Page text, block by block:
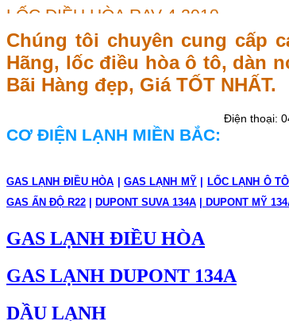
LỐC ĐIỀU HÒA KIA CARENS,
LỐC ĐIỀU HÒA NISSAN X-TRAIL
LỐC ĐIỀU HÒA DOOWON
LỐC ĐIỀU HÒA SANTAFE SLX
LỐC ĐIỀU HÒA CAPTIVA GAS
LỐC ĐIỀU HÒA BMW MINI COPPER
LỐC ĐIỀU HÒA SANTAFE MLX
LỐC ĐIỀU HÒA COROLLA ALTIS
LỐC ĐIỀU HÒA NISSAN TEANA
Chúng tôi chuyên cung cấp
Hãng, lốc điều hòa ô tô, dàn
Bãi Hàng đẹp, Giá TỐT NHẤT.
CƠ ĐIỆN LẠNH MIỀN BẮC:
Điện thoại:
GAS LẠNH ĐIỀU HÒA |GAS LẠNH MỸ| LỐC LẠNH Ô
GAS ẤN ĐỘ R22 | DUPONT SUVA 134A | DUPONT MỸ
GAS LẠNH ĐIỀU HÒA
GAS LẠNH DUPONT 134A
DẦU LẠNH